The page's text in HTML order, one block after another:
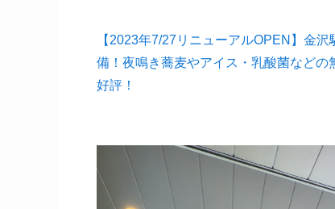
【2023年7/27リニューアルOPEN】金
備！夜鳴き蕎麦やアイス・乳酸菌など
好評！